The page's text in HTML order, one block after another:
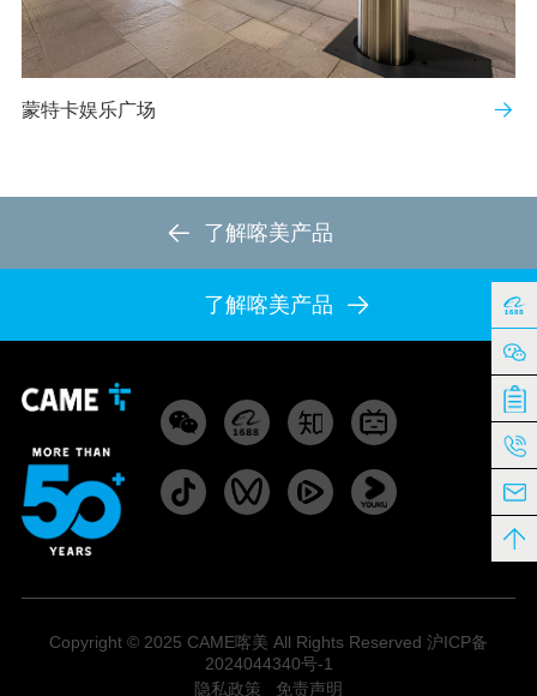
蒙特卡娱乐广场
了解喀美产品
了解喀美产品
Copyright © 2025 CAME喀美 All Rights Reserved 沪ICP备
2024044340号-1
隐私政策
免责声明